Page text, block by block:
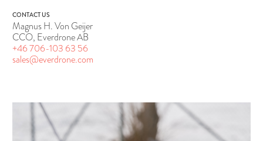
CONTACT US
Magnus H. Von Geijer
CCO, Everdrone AB
+46 706-103 63 56
sales@everdrone.com